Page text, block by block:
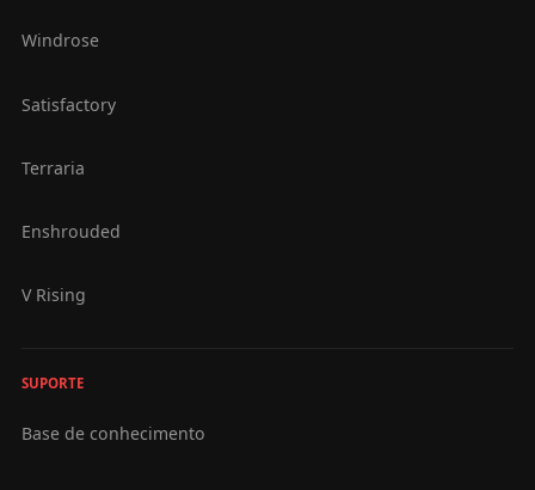
Windrose
Satisfactory
Terraria
Enshrouded
V Rising
SUPORTE
Base de conhecimento